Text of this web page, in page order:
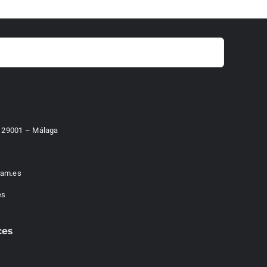
– Málaga